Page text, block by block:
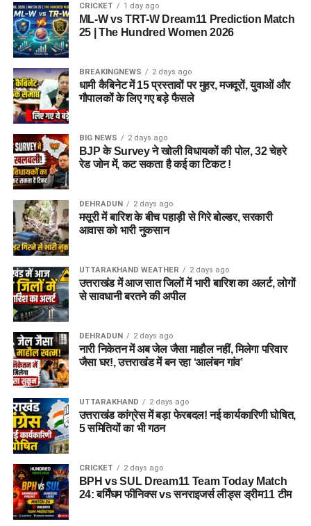
CRICKET 1 day ago
ML-W vs TRT-W Dream11 Prediction Match
25 | The Hundred Women 2026
BREAKINGNEWS 2 days ago
धामी कैबिनेट में 15 प्रस्तावों पर मुहर, मजदूरों, युवाओं और
गौपालकों के लिए गए बड़े फैसले
BIG NEWS 2 days ago
BJP के Survey ने खोली विधायकों की पोल, 32 चेहरे
रेड जोन में, कट सकता है कई का टिकट !
DEHRADUN 2 days ago
मसूरी में बारिश के बीच पहाड़ी से गिरे बोल्डर, सरकारी
आवास को भारी नुकसान
UTTARAKHAND WEATHER 2 days ago
उत्तराखंड में आज सात जिलों में भारी बारिश का अलर्ट, लोगों
से सावधानी बरतने की अपील
DEHRADUN 2 days ago
नारी निकेतन में अब जेल जैसा माहौल नहीं, मिलेगा परिवार
जैसा घर!, उत्तराखंड में बन रहा ‘आलंबन गांव’
UTTARAKHAND 2 days ago
उत्तराखंड कांग्रेस में बड़ा फेरबदल! नई कार्यकारिणी घोषित,
5 समितियों का भी गठन
CRICKET 2 days ago
BPH vs SUL Dream11 Team Today Match
24: बर्मिंघम फीनिक्स vs सनराइजर्स लीड्स ड्रीम11 टीम